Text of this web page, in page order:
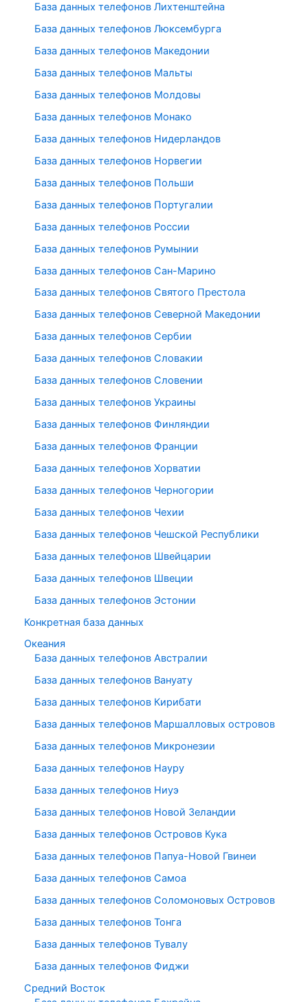
База данных телефонов Лихтенштейна
База данных телефонов Люксембурга
База данных телефонов Македонии
База данных телефонов Мальты
База данных телефонов Молдовы
База данных телефонов Монако
База данных телефонов Нидерландов
База данных телефонов Норвегии
База данных телефонов Польши
База данных телефонов Португалии
База данных телефонов России
База данных телефонов Румынии
База данных телефонов Сан-Марино
База данных телефонов Святого Престола
База данных телефонов Северной Македонии
База данных телефонов Сербии
База данных телефонов Словакии
База данных телефонов Словении
База данных телефонов Украины
База данных телефонов Финляндии
База данных телефонов Франции
База данных телефонов Хорватии
База данных телефонов Черногории
База данных телефонов Чехии
База данных телефонов Чешской Республики
База данных телефонов Швейцарии
База данных телефонов Швеции
База данных телефонов Эстонии
Конкретная база данных
Океания
База данных телефонов Австралии
База данных телефонов Вануату
База данных телефонов Кирибати
База данных телефонов Маршалловых островов
База данных телефонов Микронезии
База данных телефонов Науру
База данных телефонов Ниуэ
База данных телефонов Новой Зеландии
База данных телефонов Островов Кука
База данных телефонов Папуа-Новой Гвинеи
База данных телефонов Самоа
База данных телефонов Соломоновых Островов
База данных телефонов Тонга
База данных телефонов Тувалу
База данных телефонов Фиджи
Средний Восток